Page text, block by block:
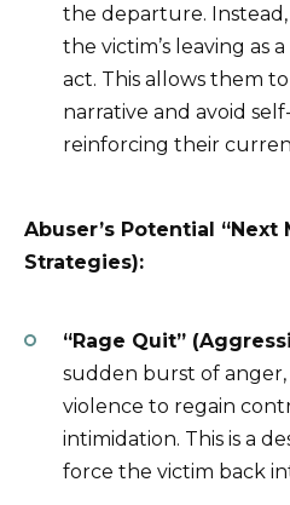
the departure.
the victim’s leaving as
act. This allows them
narrative and avoid
reinforcing their
Abuser’s Potential “Next
Strategies):
“Rage Quit”
sudden burst of
violence to regain
intimidation. This is a
force the victim back